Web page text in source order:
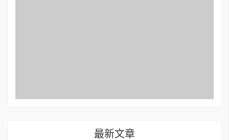
最新文章